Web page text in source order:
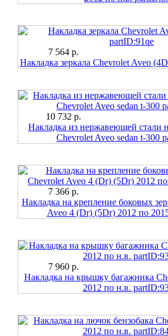
7 564 р.
Накладка зеркала Chevrolet Aveo
10 732 р.
Накладка из нержавеющей стали
Chevrolet Aveo sedan t-300
7 366 р.
Накладка на крепление боковых
Aveo 4 (Dr) (5Dr) 2012 по
7 960 р.
Накладка на крышку багажника
2012 по н.в.